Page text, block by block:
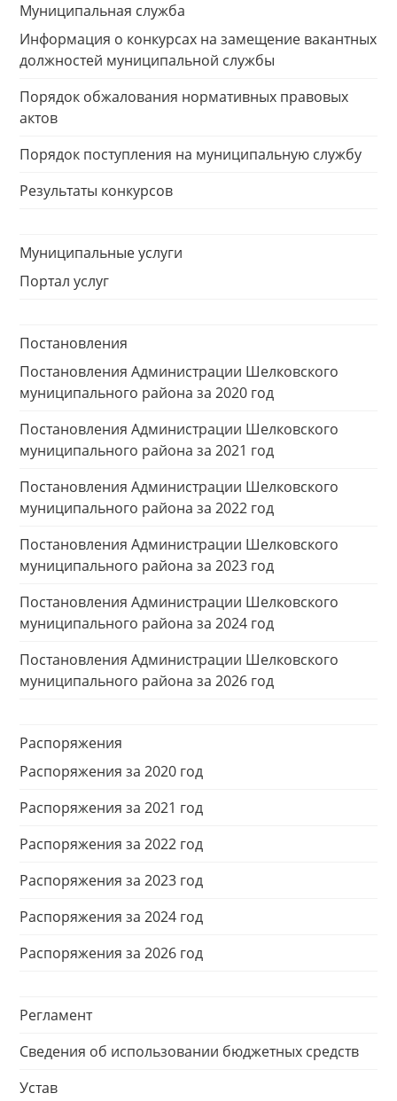
Муниципальная служба
Информация о конкурсах на замещение вакантных
должностей муниципальной службы
Порядок обжалования нормативных правовых
актов
Порядок поступления на муниципальную службу
Результаты конкурсов
Муниципальные услуги
Портал услуг
Постановления
Постановления Администрации Шелковского
муниципального района за 2020 год
Постановления Администрации Шелковского
муниципального района за 2021 год
Постановления Администрации Шелковского
муниципального района за 2022 год
Постановления Администрации Шелковского
муниципального района за 2023 год
Постановления Администрации Шелковского
муниципального района за 2024 год
Постановления Администрации Шелковского
муниципального района за 2026 год
Распоряжения
Распоряжения за 2020 год
Распоряжения за 2021 год
Распоряжения за 2022 год
Распоряжения за 2023 год
Распоряжения за 2024 год
Распоряжения за 2026 год
Регламент
Сведения об использовании бюджетных средств
Устав